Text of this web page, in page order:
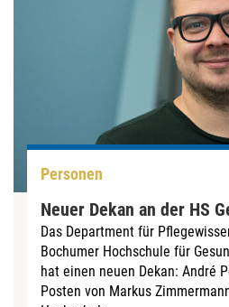
Personen
Neuer Dekan an der HS
Das Department für
Bochumer Hochschule für
hat einen neuen Dekan: André
Posten von Markus